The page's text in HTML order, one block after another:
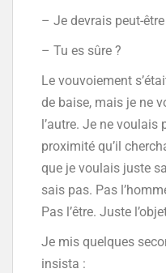
– Je devrais peut-
– Tu es sûre ?
Le vouvoiement
de baise, mais je ne
l’autre. Je ne
proximité qu’il
que je voulais juste
sais pas. Pas
Pas l’être. Juste
Je mis quelques
insista :